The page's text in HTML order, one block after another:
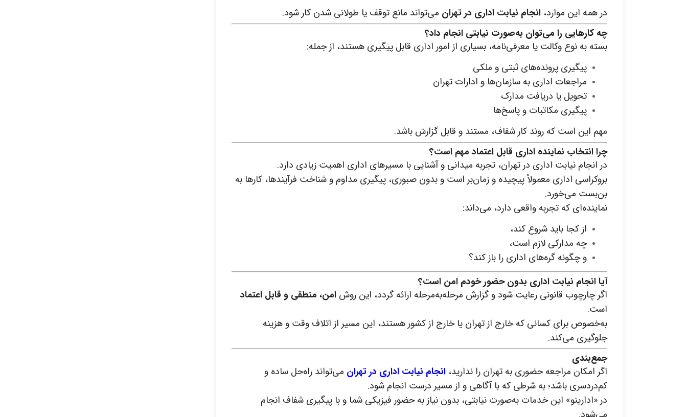
در همه این موارد، انجام نیابت اداری در تهران می‌تواند مانع توقف یا طولانی شدن کار شود.
چه کارهایی را می‌توان به‌صورت نیابتی انجام داد؟
بسته به نوع وکالت یا معرفی‌نامه، بسیاری از امور اداری قابل پیگیری هستند، از جمله:
پیگیری پرونده‌های ثبتی و ملکی
مراجعات اداری به سازمان‌ها و ادارات تهران
تحویل یا دریافت مدارک
پیگیری مکاتبات و پاسخ‌ها
مهم این است که روند کار شفاف، مستند و قابل گزارش باشد.
چرا انتخاب نماینده اداری قابل اعتماد مهم است؟
در انجام نیابت اداری در تهران، تجربه میدانی و آشنایی با مسیرهای اداری اهمیت زیادی دارد.
بروکراسی اداری معمولاً پیچیده و زمان‌بر است و بدون صبوری، پیگیری مداوم و شناخت فرآیندها، کارها به
بن‌بست می‌خورد.
نماینده‌ای که تجربه واقعی دارد، می‌داند:
از کجا باید شروع کند،
چه مدارکی لازم است،
و چگونه گره‌های اداری را باز کند؟
آیا انجام نیابت اداری بدون حضور خودم امن است؟
اگر چارچوب قانونی رعایت شود و گزارش‌ مرحله‌به‌مرحله ارائه گردد، این روش امن، منطقی و قابل اعتماد
است.
به‌خصوص برای کسانی که خارج از تهران یا خارج از کشور هستند، این مسیر از اتلاف وقت و هزینه
جلوگیری می‌کند.
جمع‌بندی
اگر امکان مراجعه حضوری به تهران را ندارید، انجام نیابت اداری در تهران می‌تواند راه‌حل ساده و
کم‌دردسری باشد؛ به شرطی که با آگاهی و از مسیر درست انجام شود.
در «ادارینو» این خدمات به‌صورت نیابتی، بدون نیاز به حضور فیزیکی شما و با پیگیری شفاف انجام